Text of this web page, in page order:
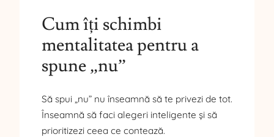
Cum îți schimbi
mentalitatea pentru a
spune „nu”
Să spui „nu” nu înseamnă să te privezi de tot.
Înseamnă să faci alegeri inteligente și să
prioritizezi ceea ce contează.